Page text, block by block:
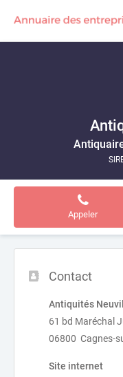
Appeler
Contact
Antiquités
61 bd Maréchal
06800 Cagnes-
Site internet